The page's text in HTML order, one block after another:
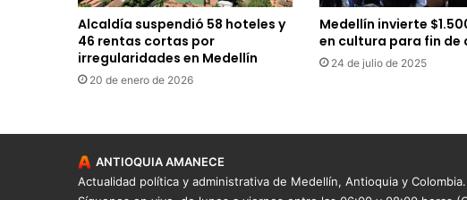
Alcaldía suspendió 58 hoteles y
46 rentas cortas por
irregularidades en Medellín
20 de enero de 2026
Medellín invierte
en cultura para fin de
24 de julio de 2025
ANTIOQUIA AMANECE
Actualidad política y administrativa de Medellín, Antioquia y Colombia.